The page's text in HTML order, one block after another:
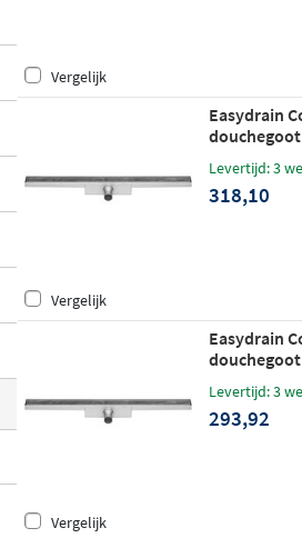
e afvoercapaciteit van 32 liter per
en wordt geleverd als complete set
Vergelijk
Easydrain
Levertijd: 3
318,10
Vergelijk
Easydrain
Levertijd: 3
293,92
Vergelijk